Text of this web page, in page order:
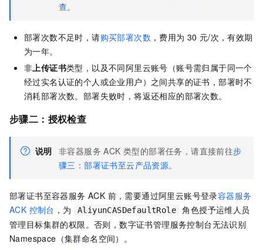
查。
部署次数不足时，请购买部署次数 ， 费用为 30 元/次，有效期
为一年。
非上传证书类型，以及不同阿里云账号（账号需归属于同一个
经过实名认证的个人或企业用户）之间共享的证书，部署时不
消耗部署次数。部署失败时，将返还相应的部署次数。
步骤二：授权检查
说明 非容器服务 ACK 类型的部署任务，请直接前往步
骤三：部署证书至云产品资源。
部署证书至容器服务 ACK 前，需要通过阿里云账号登录容器服务
ACK 控制台 ，为 AliyunCASDefaultRole
角色授予运维人员
管理目标集群的权限。否则，数字证书管理服务控制台无法识别
Namespace（集群命名空间）。